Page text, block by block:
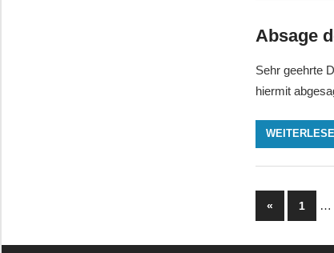
Absage
Sehr geehrte
hiermit
« Vorherige
Beiträge
1 …